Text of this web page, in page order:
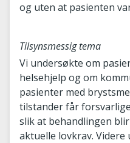
og uten at pasienten
Tilsynsmessig tema
Vi undersøkte om
helsehjelp og om
pasienter med
tilstander får
slik at behandlingen
aktuelle lovkrav. Videre